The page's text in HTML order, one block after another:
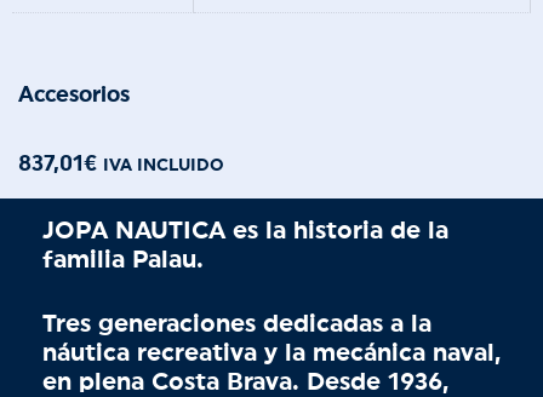
Accesorios
837,01 € IVA INCLUIDO
JOPA NAUTICA es la historia de la
familia Palau.
Tres generaciones dedicadas a la
náutica recreativa y la mecánica naval,
en plena Costa Brava. Desde 1936,